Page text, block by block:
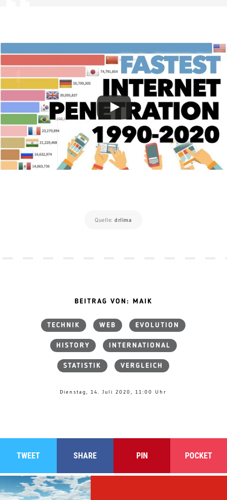
Quelle: drlima
BEITRAG VON: MAIK
TECHNIK WEB EVOLUTION
HISTORY INTERNATIONAL
STATISTIK VERGLEICH
Dienstag, 14. Juli 2020, 11:00 Uhr
TWEET SHARE PIN POCKET